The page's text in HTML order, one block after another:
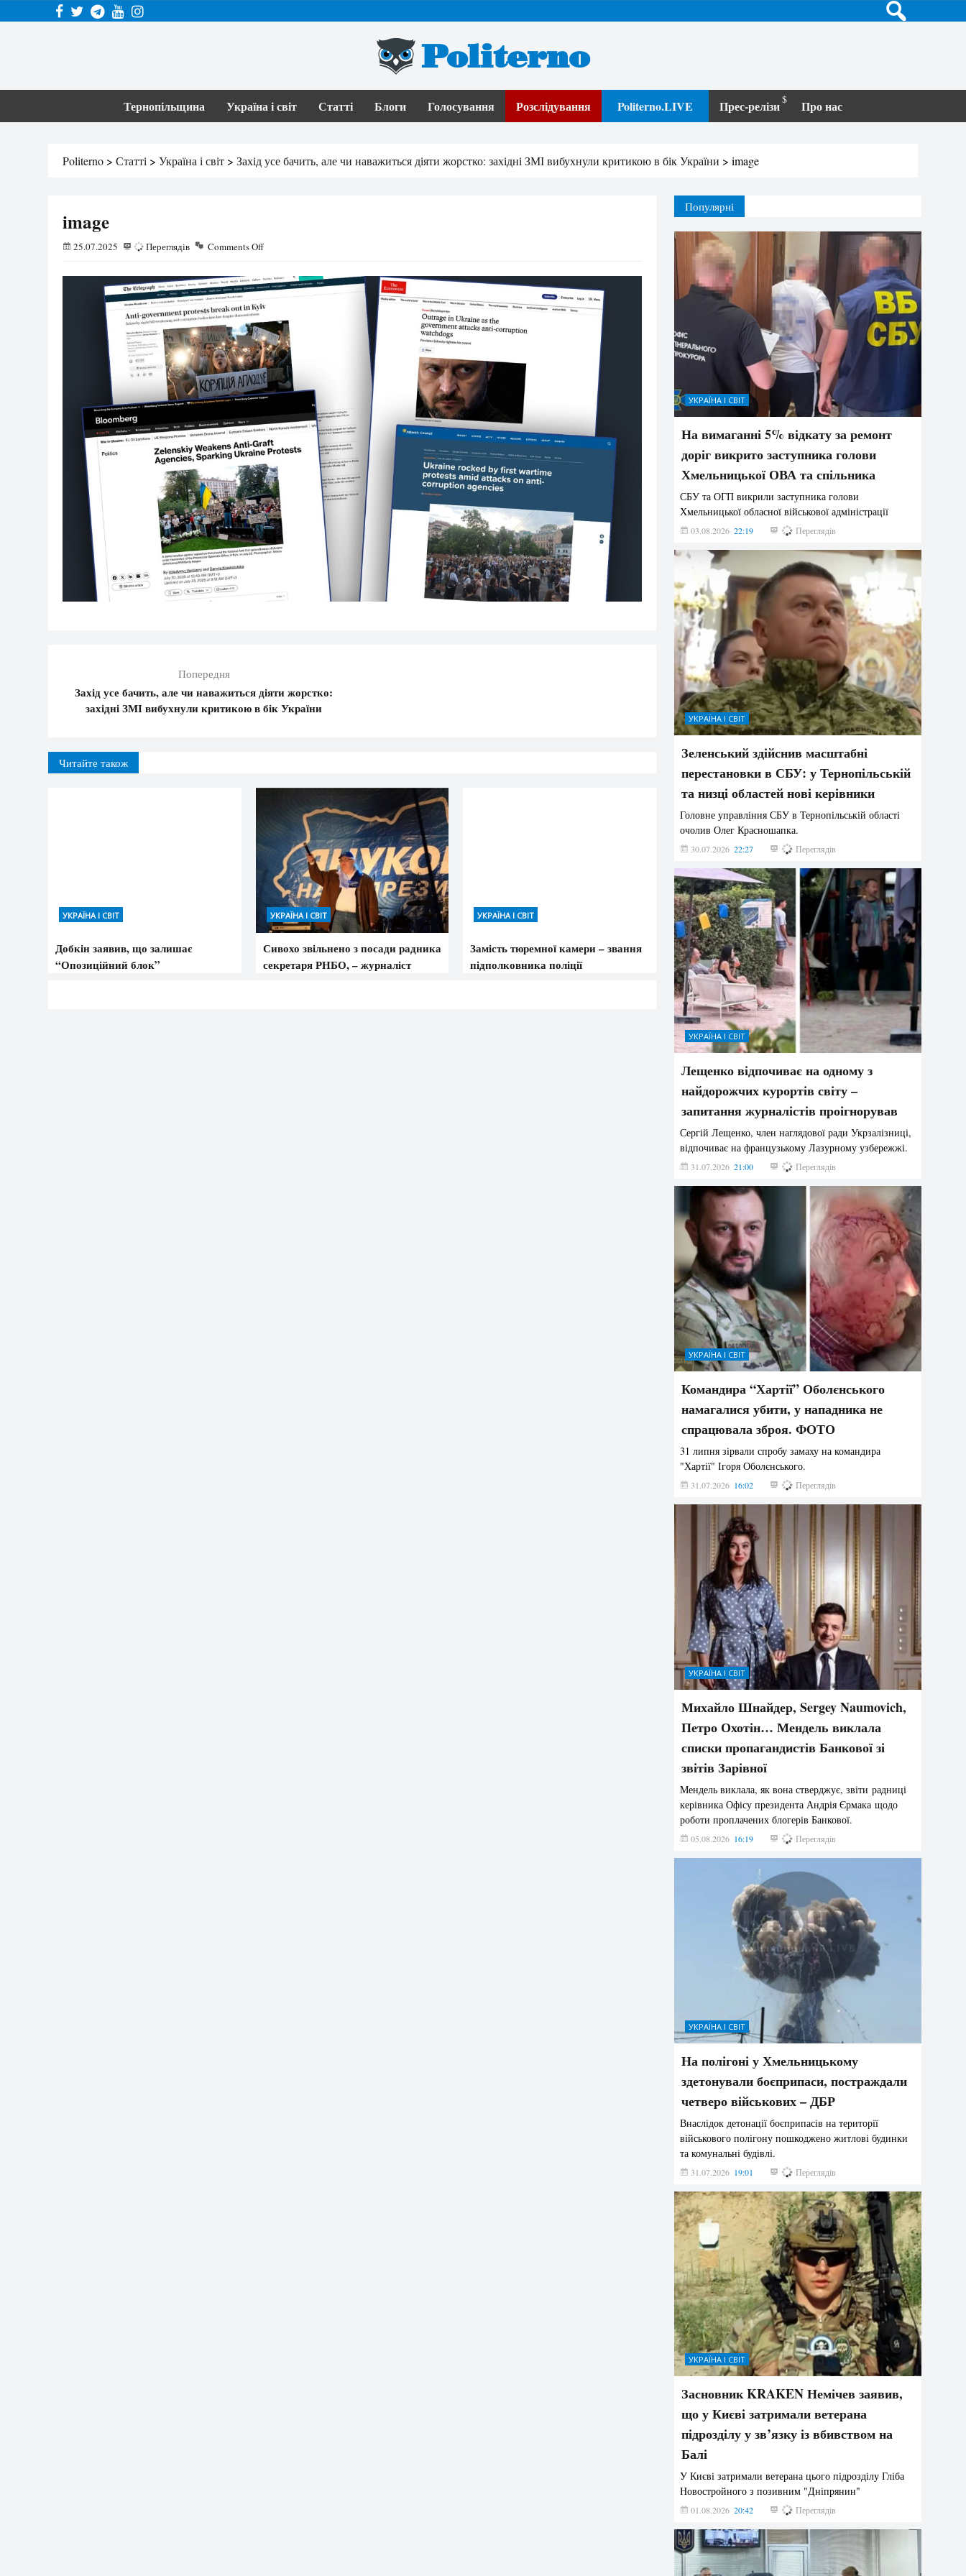
Politerno
Тернопільщина Україна і світ Статті Блоги Голосування Розслідування Politerno.LIVE Прес-релізи Про нас
Politerno > Статті > Україна і світ > Захід усе бачить, але чи наважиться діяти жорстко: західні ЗМІ вибухнули критикою в бік України > image
image
25.07.2025 35Переглядів Comments Off
Попередня
Захід усе бачить, але чи наважиться діяти жорстко:
західні ЗМІ вибухнули критикою в бік України
Читайте також
УКРАЇНА І СВІТ
Добкін заявив, що залишає
“Опозиційний блок”
УКРАЇНА І СВІТ
Сивохо звільнено з посади радника
секретаря РНБО, – журналіст
УКРАЇНА І СВІТ
Замість тюремної камери – звання
підполковника поліції
Популярні
УКРАЇНА І СВІТ
На вимаганні 5% відкату за ремонт
доріг викрито заступника голови
Хмельницької ОВА та спільника
СБУ та ОГП викрили заступника голови
Хмельницької обласної військової адміністрації
03.08.2026 22:19 844 Переглядів
УКРАЇНА І СВІТ
Зеленський здійснив масштабні
перестановки в СБУ: у Тернопільській
та низці областей нові керівники
Головне управління СБУ в Тернопільській області
очолив Олег Красношапка.
30.07.2026 22:27 634 Переглядів
УКРАЇНА І СВІТ
Лещенко відпочиває на одному з
найдорожчих курортів світу –
запитання журналістів проігнорував
Сергій Лещенко, член наглядової ради Укрзалізниці,
відпочиває на французькому Лазурному узбережжі.
31.07.2026 21:00 208 Переглядів
УКРАЇНА І СВІТ
Командира “Хартії” Оболєнського
намагалися убити, у нападника не
спрацювала зброя. ФОТО
31 липня зірвали спробу замаху на командира
"Хартії" Ігоря Оболєнського.
31.07.2026 16:02 192 Переглядів
УКРАЇНА І СВІТ
Михайло Шнайдер, Sergey Naumovich,
Петро Охотін… Мендель виклала
списки пропагандистів Банкової зі
звітів Зарівної
Мендель виклала, як вона стверджує, звіти радниці
керівника Офісу президента Андрія Єрмака щодо
роботи проплачених блогерів Банкової.
05.08.2026 16:19 189 Переглядів
УКРАЇНА І СВІТ
На полігоні у Хмельницькому
здетонували боєприпаси, постраждали
четверо військових – ДБР
Внаслідок детонації боєприпасів на території
військового полігону пошкоджено житлові будинки
та комунальні будівлі.
31.07.2026 19:01 183 Переглядів
УКРАЇНА І СВІТ
Засновник KRAKEN Немічев заявив,
що у Києві затримали ветерана
підрозділу у зв’язку із вбивством на
Балі
У Києві затримали ветерана цього підрозділу Гліба
Новостройного з позивним "Дніпрянин"
01.08.2026 20:42 174 Переглядів